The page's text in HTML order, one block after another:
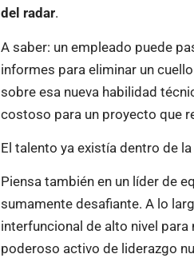
del radar.
A saber: un empleado puede
informes para eliminar un
sobre esa nueva habilidad
costoso para un proyecto que
El talento ya existía dentro de
Piensa también en un líder de
sumamente desafiante. A lo
interfuncional de alto nivel
poderoso activo de liderazgo